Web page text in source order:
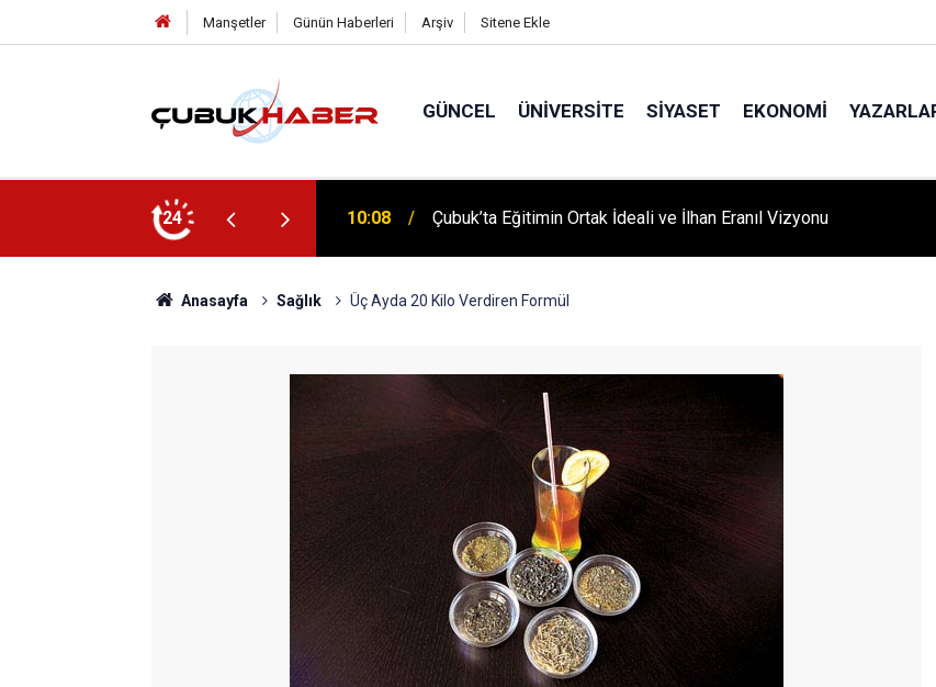
Manşetler Günün Haberleri Arşiv Sitene Ekle
GÜNCEL ÜNIVERSITE SIYASET EKONOMI
24
Eranıl Vizyonu 12:06 ÇUBUK’TA ‘YAZA MERHABA’ COŞKUSU: Kursiyerler Gönüllerince
Anasayfa Sağlık Üç Ayda 20 Kilo Verdiren Formül